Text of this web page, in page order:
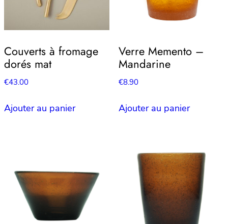
Couverts à fromage
dorés mat
€43.00
Ajouter au panier
Verre Memento –
Mandarine
€8.90
Ajouter au panier